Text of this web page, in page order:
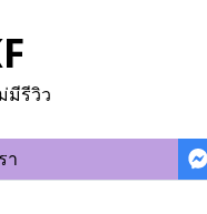
มีรีวิว
า